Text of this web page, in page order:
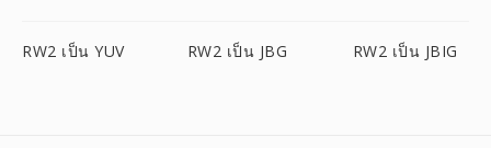
RW2 เป็น YUV RW2 เป็น JBG RW2 เป็น JBIG